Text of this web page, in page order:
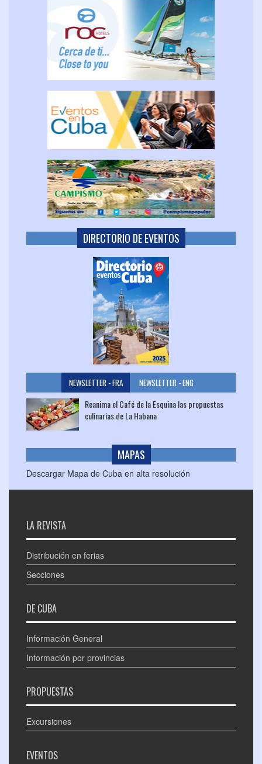
DIRECTORIO DE EVENTOS
NEWSLETTER - FRA NEWSLETTER - ENG
Reanima el Café de la Esquina las propuestas
culinarias de La Habana
MAPAS
Descargar Mapa de Cuba en alta resolución
LA REVISTA
Distribución en ferias
Secciones
DE CUBA
Información General
Información por provincias
PROPUESTAS
Excursiones
EVENTOS